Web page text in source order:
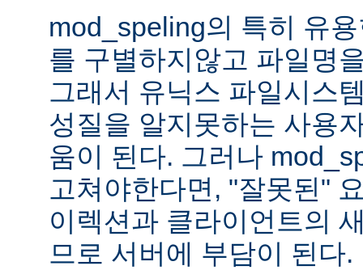
mod_speling의 특히 유
를 구별하지않고 파일명
그래서 유닉스 파일시스
성질을 알지못하는 사용
움이 된다. 그러나
고쳐야한다면, "잘못된"
이렉션과 클라이언트의
므로 서버에 부담이 된다.